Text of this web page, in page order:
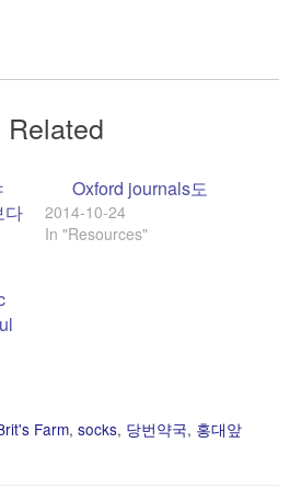
Related
다
Oxford journals도
2014-10-24
In "Resources"
Farm, socks, 당번약국, 홍대앞